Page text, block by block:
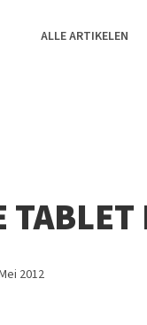
ALLE ARTIKELEN
2012